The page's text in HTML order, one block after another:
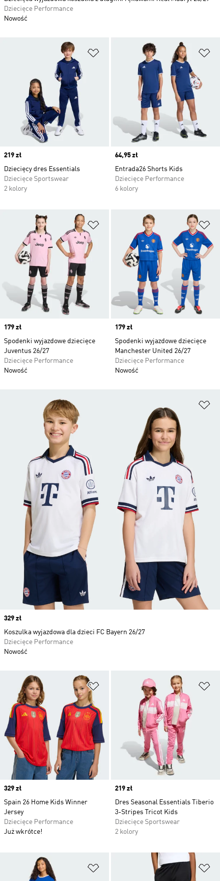
Dodaj do listy życzeń
Price
219 zł
Dziecięcy dres Essentials
Dziecięce Sportswear
2 kolory
Price
64,95 zł
Entrada26 Shorts Kids
Dziecięce Performance
6 kolory
Dodaj do listy życzeń
Price
179 zł
Spodenki wyjazdowe dziecięce
Juventus 26/27
Dziecięce Performance
Nowość
Price
179 zł
Spodenki wyjazdowe dziecięce
Manchester United 26/27
Dziecięce Performance
Nowość
Dodaj do listy życzeń
Price
329 zł
Spain 26 Home Kids Winner
Jersey
Dziecięce Performance
Już wkrótce!
Price
219 zł
Dres Seasonal Essentials Tiberio
3-Stripes Tricot Kids
Dziecięce Sportswear
2 kolory
Dodaj do listy życzeń
Dziecięce Performance
Nowość
Price
329 zł
Koszulka wyjazdowa dla dzieci FC Bayern 26/27
Dziecięce Performance
Nowość